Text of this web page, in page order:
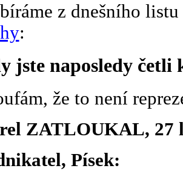
z dnešního
:
jste naposledy četli
že to není
ZATLOUKAL, 27
Písek: